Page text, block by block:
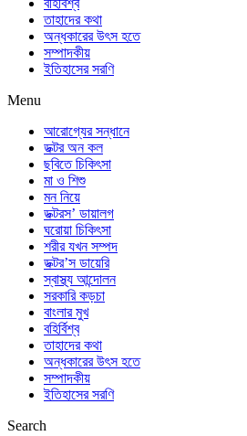
বহির্বিশ্ব
তাহাদের কথা
অন্ধকারের উৎস হতে
সম্পাদকীয়
ইতিহাসের সরণি
Menu
আরোগ্যের সন্ধানে
ডক্টর অন কল
ছবিতে চিকিৎসা
মা ও শিশু
মন নিয়ে
ডক্টরস’ ডায়ালগ
ঘরোয়া চিকিৎসা
শরীর যখন সম্পদ
ডক্টর’স ডায়েরি
স্বাস্থ্য আন্দোলন
সরকারি কড়চা
বাংলার মুখ
বহির্বিশ্ব
তাহাদের কথা
অন্ধকারের উৎস হতে
সম্পাদকীয়
ইতিহাসের সরণি
Search